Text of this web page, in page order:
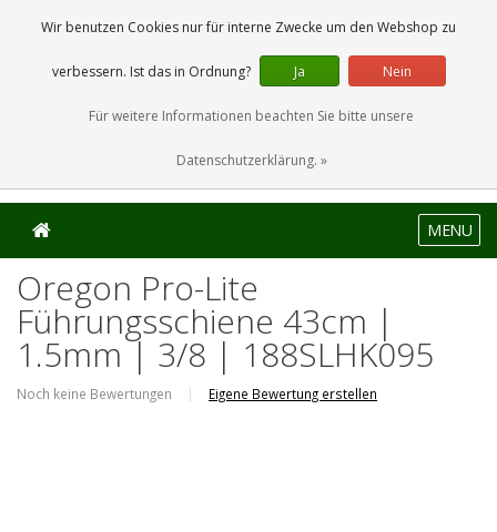
0 Artikel
MENU
Oregon Pro-Lite
Führungsschiene 43cm |
1.5mm | 3/8 | 188SLHK095
Noch keine Bewertungen | Eigene Bewertung erstellen
Wir benutzen Cookies nur für interne Zwecke um den Webshop zu
verbessern. Ist das in Ordnung? Ja Nein
Für weitere Informationen beachten Sie bitte unsere
Datenschutzerklärung. »